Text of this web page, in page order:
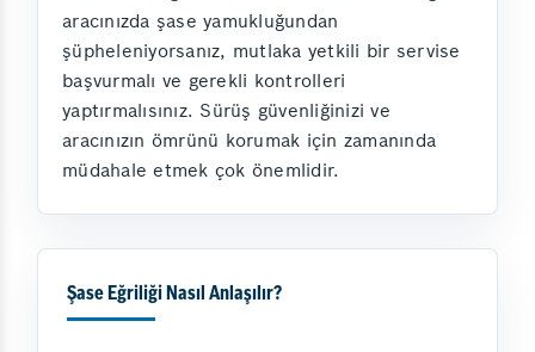
aracınızda şase yamukluğundan
şüpheleniyorsanız, mutlaka yetkili bir servise
başvurmalı ve gerekli kontrolleri
yaptırmalısınız. Sürüş güvenliğinizi ve
aracınızın ömrünü korumak için zamanında
müdahale etmek çok önemlidir.
Şase Eğriliği Nasıl Anlaşılır?